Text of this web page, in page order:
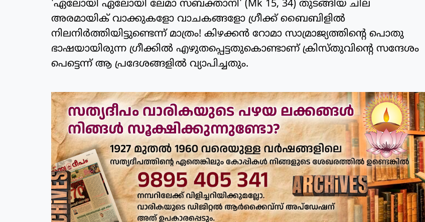
'ഏലോയി ഏലോയി ലേമാ സബക്താനി' (Mk 15, 34) തുടങ്ങിയ ചില
അരമായിക് വാക്കുകളോ വാചകങ്ങളോ ഗ്രീക്ക് ബൈബിളില്‍
നിലനിര്‍ത്തിയിട്ടുണ്ടെന്ന് മാത്രം! കിഴക്കന്‍ റോമാ സാമ്രാജ്യത്തിന്റെ പൊതു
ഭാഷയായിരുന്ന ഗ്രീക്കില്‍ എഴുതപ്പെട്ടതുകൊണ്ടാണ് ക്രിസ്തുവിന്റെ സന്ദേശം
പെട്ടെന്ന് ആ പ്രദേശങ്ങളില്‍ വ്യാപിച്ചതും.